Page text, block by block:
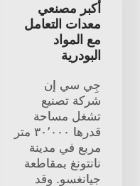
أكبر مصنعي
معدات التعامل
مع المواد
البودرية
جِي سي إن
شركة تصنيع
تشغل مساحة
قدرها ٣٠٬٠٠٠ متر
مربع في مدينة
نانتونغ بمقاطعة
جيانغسو. وقد